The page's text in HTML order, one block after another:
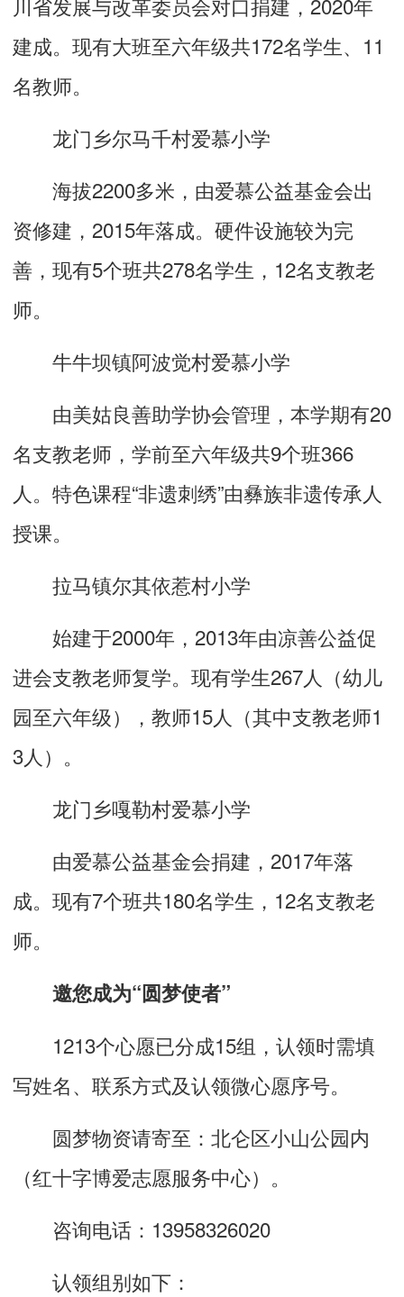
建成。现有大班至六年级共172名学生、11
名教师。
龙门乡尔马千村爱慕小学
海拔2200多米，由爱慕公益基金会出
资修建，2015年落成。硬件设施较为完
善，现有5个班共278名学生，12名支教老
师。
牛牛坝镇阿波觉村爱慕小学
由美姑良善助学协会管理，本学期有20
名支教老师，学前至六年级共9个班366
人。特色课程“非遗刺绣”由彝族非遗传承人
授课。
拉马镇尔其依惹村小学
始建于2000年，2013年由凉善公益促
进会支教老师复学。现有学生267人（幼儿
园至六年级），教师15人（其中支教老师1
3人）。
龙门乡嘎勒村爱慕小学
由爱慕公益基金会捐建，2017年落
成。现有7个班共180名学生，12名支教老
师。
邀您成为“圆梦使者”
1213个心愿已分成15组，认领时需填
写姓名、联系方式及认领微心愿序号。
圆梦物资请寄至：北仑区小山公园内
（红十字博爱志愿服务中心）。
咨询电话：13958326020
认领组别如下：